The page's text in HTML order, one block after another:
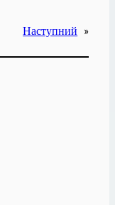
Наступний »